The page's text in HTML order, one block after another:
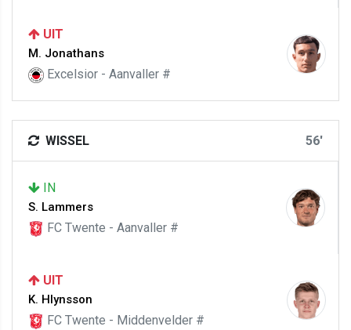
UIT
M. Jonathans
Excelsior - Aanvaller #
WISSEL 56'
IN
S. Lammers
FC Twente - Aanvaller #
UIT
K. Hlynsson
FC Twente - Middenvelder #